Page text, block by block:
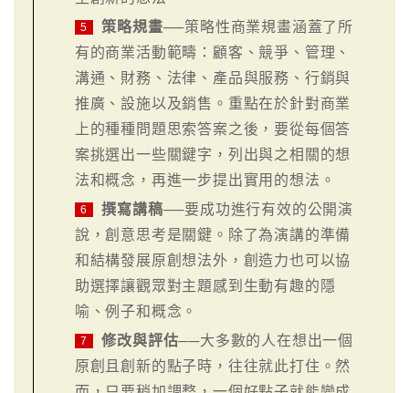
5 策略規畫──策略性商業規畫涵蓋了所
有的商業活動範疇：顧客、競爭、管理、
溝通、財務、法律、產品與服務、行銷與
推廣、設施以及銷售。重點在於針對商業
上的種種問題思索答案之後，要從每個答
案挑選出一些關鍵字，列出與之相關的想
法和概念，再進一步提出實用的想法。
6 撰寫講稿──要成功進行有效的公開演
說，創意思考是關鍵。除了為演講的準備
和結構發展原創想法外，創造力也可以協
助選擇讓觀眾對主題感到生動有趣的隱
喻、例子和概念。
7 修改與評估──大多數的人在想出一個
原創且創新的點子時，往往就此打住。然